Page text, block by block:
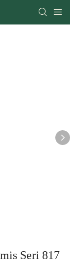
Seri 817